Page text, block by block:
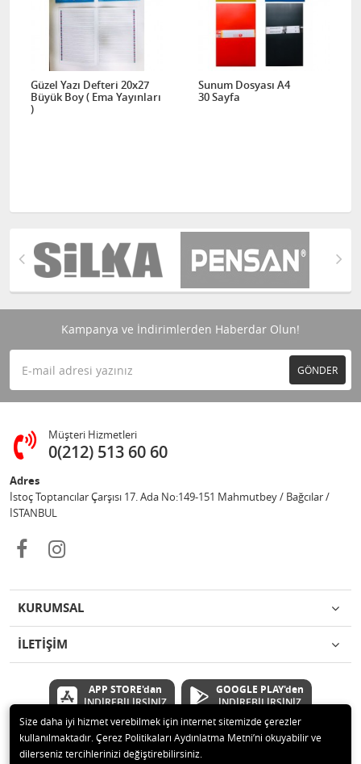
Güzel Yazı Defteri 20x27
Büyük Boy ( Ema Yayınları
)
Sunum Dosyası A4
30 Sayfa
Kampanya ve İndirimlerden Haberdar Olun!
GÖNDER
Müşteri Hizmetleri
0(212) 513 60 60
Adres
İstoç Toptancılar Çarşısı 17. Ada No:149-151 Mahmutbey / Bağcılar /
İSTANBUL
KURUMSAL
İLETİŞİM
APP STORE'dan
İNDİREBİLİRSİNİZ
GOOGLE PLAY'den
İNDİREBİLİRSİNİZ
© 2020 Çetinkaya Elektronik Kırtasiye Oyuncak San ve Tic.Ltd.Şti Tüm
Size daha iyi hizmet verebilmek için internet sitemizde çerezler
kullanılmaktadır. Çerez Politikaları Aydınlatma Metni’ni okuyabilir ve
dilerseniz tercihlerinizi değiştirebilirsiniz.